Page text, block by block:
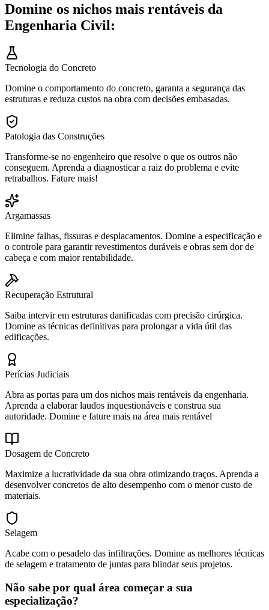
Domine os nichos mais rentáveis da
Engenharia Civil:
Tecnologia do Concreto
Domine o comportamento do concreto, garanta a segurança das
estruturas e reduza custos na obra com decisões embasadas.
Patologia das Construções
Transforme-se no engenheiro que resolve o que os outros não
conseguem. Aprenda a diagnosticar a raiz do problema e evite
retrabalhos. Fature mais!
Argamassas
Elimine falhas, fissuras e desplacamentos. Domine a especificação e
o controle para garantir revestimentos duráveis e obras sem dor de
cabeça e com maior rentabilidade.
Recuperação Estrutural
Saiba intervir em estruturas danificadas com precisão cirúrgica.
Domine as técnicas definitivas para prolongar a vida útil das
edificações.
Perícias Judiciais
Abra as portas para um dos nichos mais rentáveis da engenharia.
Aprenda a elaborar laudos inquestionáveis e construa sua
autoridade. Domine e fature mais na área mais rentável
Dosagem de Concreto
Maximize a lucratividade da sua obra otimizando traços. Aprenda a
desenvolver concretos de alto desempenho com o menor custo de
materiais.
Selagem
Acabe com o pesadelo das infiltrações. Domine as melhores técnicas
de selagem e tratamento de juntas para blindar seus projetos.
Não sabe por qual área começar a sua
especialização?